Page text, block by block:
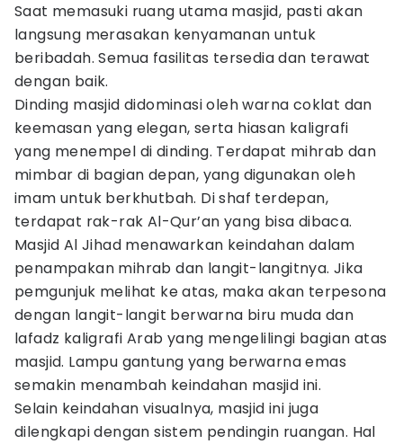
Saat memasuki ruang utama masjid, pasti akan
langsung merasakan kenyamanan untuk
beribadah. Semua fasilitas tersedia dan terawat
dengan baik.
Dinding masjid didominasi oleh warna coklat dan
keemasan yang elegan, serta hiasan kaligrafi
yang menempel di dinding. Terdapat mihrab dan
mimbar di bagian depan, yang digunakan oleh
imam untuk berkhutbah. Di shaf terdepan,
terdapat rak-rak Al-Qur’an yang bisa dibaca.
Masjid Al Jihad menawarkan keindahan dalam
penampakan mihrab dan langit-langitnya. Jika
pemgunjuk melihat ke atas, maka akan terpesona
dengan langit-langit berwarna biru muda dan
lafadz kaligrafi Arab yang mengelilingi bagian atas
masjid. Lampu gantung yang berwarna emas
semakin menambah keindahan masjid ini.
Selain keindahan visualnya, masjid ini juga
dilengkapi dengan sistem pendingin ruangan. Hal